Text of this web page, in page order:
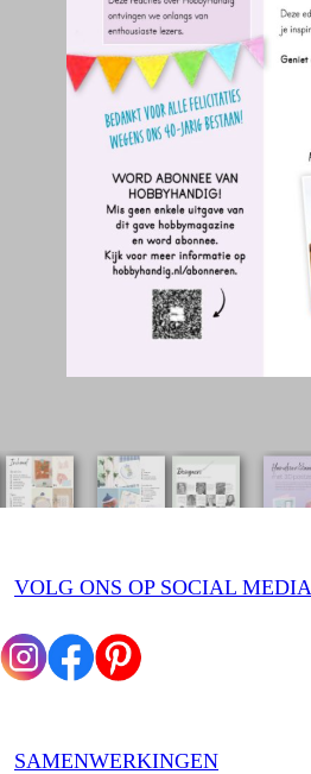
VOLG ONS OP SOCIAL MEDIA
SAMENWERKINGEN